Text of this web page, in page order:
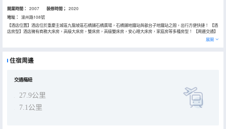
開業時間： 2007 装修時間； 2020
地址：
渝州路108號
【酒店位置】酒店位於重慶主城區九龍坡區石橋鋪石橋廣場，石橋鋪地鐵站與歇台子地鐵站之間，出行方便快捷！ 【酒
店房型】酒店擁有商務大床房，高級大床房，雙床房，高級雙床房，安心睡大床房，家庭房等多種房型！ 【周邊交通】
酒店毗鄰重慶展覽中心，重慶奧體中心，陳家坪長途汽車站：距離黨校步行5分鐘，奧體中心步行20分鐘，重慶建工技
校步行15分鐘。 【周邊景點】渝高公園，景區磁器口、解放碑、洪崖洞、朝天門碼頭來福士廣場僅需20分鐘左右，交
戶口味！是您商務、旅遊的理想下榻之處！
展開
住宿周邊
交通樞紐
27.9公里
7.1公里